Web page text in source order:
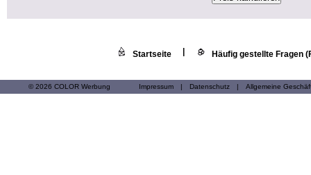
Startseite Häufig gestellte Fragen
© 2026 COLOR Werbung Impressum | Datenschutz | Allgemeine